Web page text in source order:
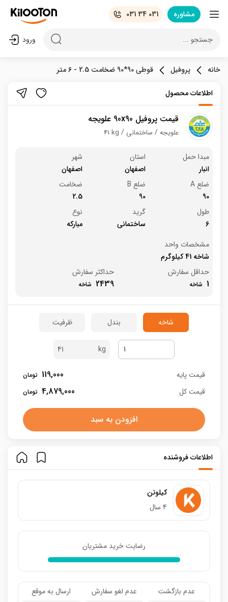
مشاوره 031 34 031
جستجو ... ورود
خانه پروفیل قوطی 90*90 ضخامت 2.5 - 6 متر
اطلاعات محصول
قیمت پروفیل 90x90 علویجه
41 kg ساختمانی علویجه
مبدا حمل
انبار
استان
اصفهان
شهر
اصفهان
ضلع A
90
ضلع B
90
ضخامت
2.5
طول
6
گرید
ساختمانی
نوع
مبارکه
مشخصات واحد
شاخه 41 کیلوگرم
حداقل سفارش
1
حداکثر سفارش
2439
شاخه بندل ظرفیت
41
قیمت پایه 119,000
قیمت کل 4,879,000
افزودن به سبد
اطلاعات فروشنده
کیلوتن
4 سال
رضایت خرید مشتریان
عدم بازگشت عدم لغو سفارش ارسال به موقع